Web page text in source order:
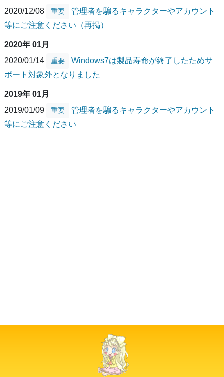
2020/12/08
重要
管理者を騙るキャラクターやアカウント
等にご注意ください（再掲）
2020年 01月
2020/01/14
重要
Windows7は製品寿命が終了したためサ
ポート対象外となりました
2019年 01月
2019/01/09
重要
管理者を騙るキャラクターやアカウント
等にご注意ください